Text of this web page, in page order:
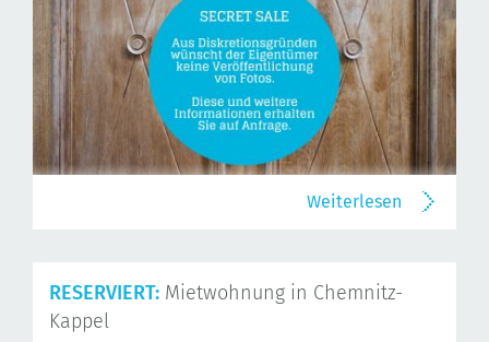
Weiterlesen
RESERVIERT: Mietwohnung in Chemnitz-
Kappel